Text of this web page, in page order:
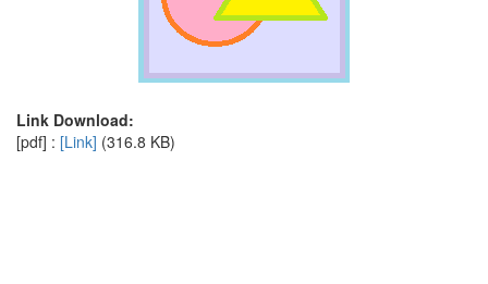
Link Download:
[pdf] : [Link] (316.8 KB)